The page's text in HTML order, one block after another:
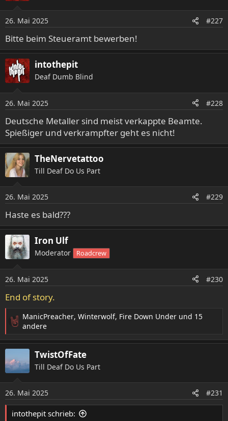
26. Mai 2025 #227
Bitte beim Steueramt bewerben!
intothepit
Deaf Dumb Blind
26. Mai 2025 #228
Deutsche Metaller sind meist verkappte Beamte.
Spießiger und verkrampfter geht es nicht!
TheNervetattoo
Till Deaf Do Us Part
26. Mai 2025 #229
Haste es bald???
Iron Ulf
Moderator Roadcrew
26. Mai 2025 #230
End of story.
R
a
t
i
o
n
e
n
ManicPreacher, Winterwolf, Fire Down Under und 15
andere
TwistOfFate
Till Deaf Do Us Part
26. Mai 2025 #231
intothepit schrieb: